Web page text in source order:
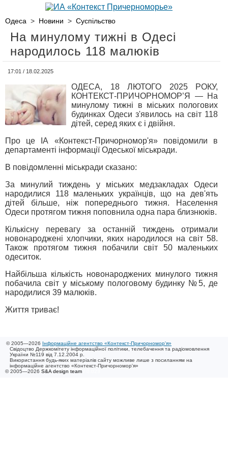
Одеса > Новини > Суспільство
На минулому тижні в Одесі
народилось 118 малюків
17:01 / 18.02.2025
ОДЕСА, 18 ЛЮТОГО 2025 РОКУ,
КОНТЕКСТ-ПРИЧОРНОМОР’Я — На
минулому тижні в міських пологових
будинках Одеси з'явилось на світ 118
дітей, серед яких є і двійня.
Про це ІА «Контекст-Причорномор'я» повідомили в
департаменті інформації Одеської міськради.
В повідомленні міськради сказано:
За минулий тиждень у міських медзакладах Одеси
народилися 118 маленьких українців, що на дев'ять
дітей більше, ніж попереднього тижня. Населення
Одеси протягом тижня поповнила одна пара близнюків.
Кількісну перевагу за останній тиждень отримали
новонароджені хлопчики, яких народилося на світ 58.
Також протягом тижня побачили світ 50 маленьких
одеситок.
Найбільша кількість новонароджених минулого тижня
побачила світ у міському пологовому будинку №5, де
народилися 39 малюків.
Життя триває!
© 2005—2026 Інформаційне агентство «Контекст-Причорномор'я»
Свідоцтво Держкомітету інформаційної політики, телебачення та радіомовлення
України №119 від 7.12.2004 р.
Використання будь-яких матеріалів сайту можливе лише з посиланням на
інформаційне агентство «Контекст-Причорномор'я»
© 2005—2026 S&A design team